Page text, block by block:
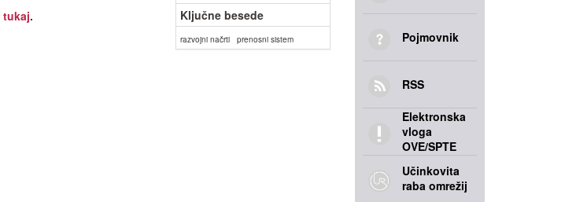
tukaj. Ključne besede
razvojni načrti prenosni sistem Pojmovnik
RSS
Elektronska
vloga
OVE/SPTE
Učinkovita
raba omrežij